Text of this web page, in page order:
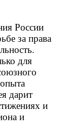
России
за права
для
дарит
и
и